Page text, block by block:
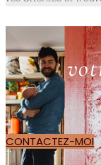
CONTACTEZ-MOI